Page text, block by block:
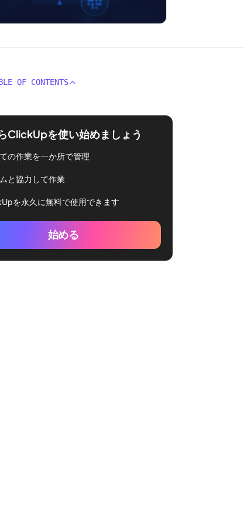
OF CONTENTS
ClickUpを使い始めましょう
の作業を一か所で管理
と協力して作業
を永久に無料で使用できます
始める